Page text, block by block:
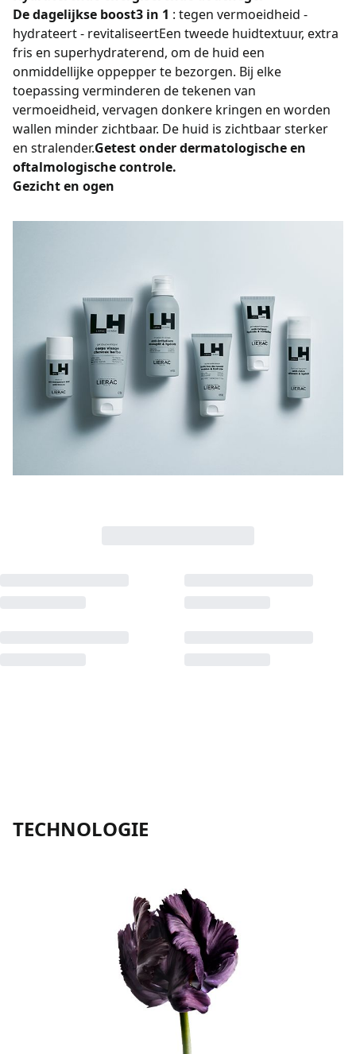
De dagelijkse boost3 in 1 : tegen vermoeidheid -
hydrateert - revitaliseertEen tweede huidtextuur, extra
fris en superhydraterend, om de huid een
onmiddellijke oppepper te bezorgen. Bij elke
toepassing verminderen de tekenen van
vermoeidheid, vervagen donkere kringen en worden
wallen minder zichtbaar. De huid is zichtbaar sterker
en stralender.Getest onder dermatologische en
oftalmologische controle.
Gezicht en ogen
TECHNOLOGIE